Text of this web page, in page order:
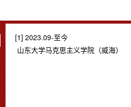
[1] 2023.09-至今
山东大学马克思主义学院（威海）